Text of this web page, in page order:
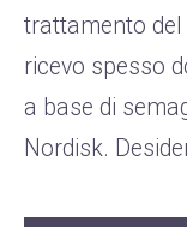
trattamento del
ricevo spesso
a base di
Nordisk.